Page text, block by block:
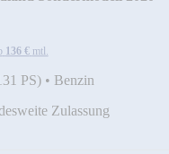
136 € mtl.
PS) • Benzin
Zulassung